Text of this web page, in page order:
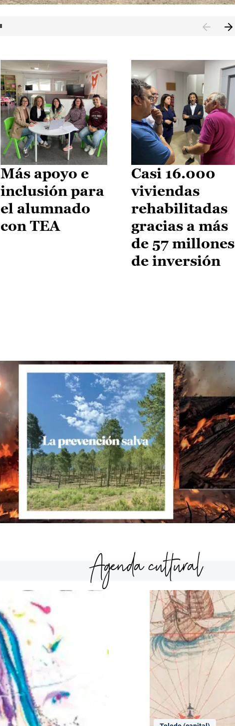
Más apoyo e
inclusión para
el alumnado
con TEA
Casi 16.000
viviendas
rehabilitadas
gracias a más
de 57 millones
de inversión
Agenda cultural